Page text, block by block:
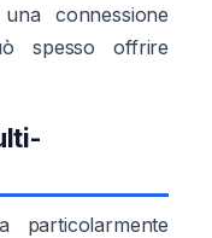
connessione
spesso offrire
particolarmente